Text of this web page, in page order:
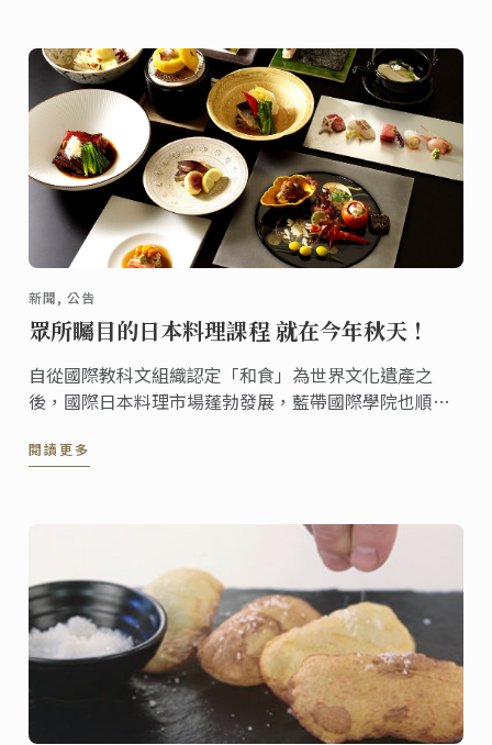
新聞, 公告
眾所矚目的日本料理課程 就在今年秋天！
自從國際教科文組織認定「和食」為世界文化遺產之
後，國際日本料理市場蓬勃發展，藍帶國際學院也順應
閱讀更多